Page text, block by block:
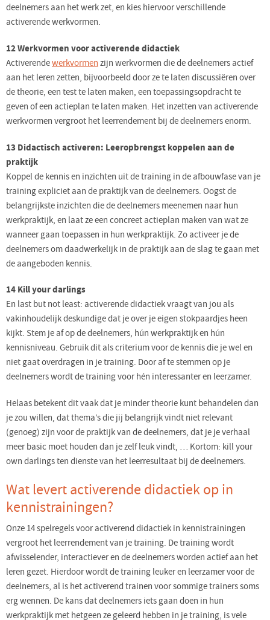
deelnemers aan het werk zet, en kies hiervoor verschillende
activerende werkvormen.
12 Werkvormen voor activerende didactiek
Activerendewerkvormen zijn werkvormen die de deelnemers actief
aan het leren zetten, bijvoorbeeld door ze te laten discussiëren over
de theorie, een test te laten maken, een toepassingsopdracht te
geven of een actieplan te laten maken. Het inzetten van activerende
werkvormen vergroot het leerrendement bij de deelnemers enorm.
13 Didactisch activeren: Leeropbrengst koppelen aan de
praktijk
Koppel de kennis en inzichten uit de training in de afbouwfase van je
training expliciet aan de praktijk van de deelnemers. Oogst de
belangrijkste inzichten die de deelnemers meenemen naar hun
werkpraktijk, en laat ze een concreet actieplan maken van wat ze
wanneer gaan toepassen in hun werkpraktijk. Zo activeer je de
deelnemers om daadwerkelijk in de praktijk aan de slag te gaan met
de aangeboden kennis.
14 Kill your darlings
En last but not least: activerende didactiek vraagt van jou als
vakinhoudelijk deskundige dat je over je eigen stokpaardjes heen
kijkt. Stem je af op de deelnemers, hún werkpraktijk en hún
kennisniveau. Gebruik dit als criterium voor de kennis die je wel en
niet gaat overdragen in je training. Door af te stemmen op je
deelnemers wordt de training voor hén interessanter en leerzamer.
Helaas betekent dit vaak dat je minder theorie kunt behandelen dan
je zou willen, dat thema’s die jij belangrijk vindt niet relevant
(genoeg) zijn voor de praktijk van de deelnemers, dat je je verhaal
meer basic moet houden dan je zelf leuk vindt, … Kortom: kill your
own darlings ten dienste van het leerresultaat bij de deelnemers.
Wat levert activerende didactiek op in
kennistrainingen?
Onze 14 spelregels voor activerend didactiek in kennistrainingen
vergroot het leerrendement van je training. De training wordt
afwisselender, interactiever en de deelnemers worden actief aan het
leren gezet. Hierdoor wordt de training leuker en leerzamer voor de
deelnemers, al is het activerend trainen voor sommige trainers soms
erg wennen. De kans dat deelnemers iets gaan doen in hun
werkpraktijk met hetgeen ze geleerd hebben in je training, is vele